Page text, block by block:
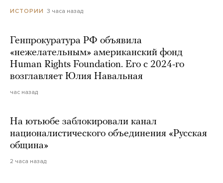
ИСТОРИИ 3 часа назад
Генпрокуратура РФ объявила
«нежелательным» американский фонд
Human Rights Foundation. Его с 2024-го
возглавляет Юлия Навальная
час назад
На ютьюбе заблокировали канал
националистического объединения «Русская
община»
2 часа назад